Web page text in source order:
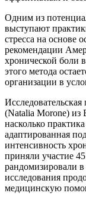
Одним из
выступают
стресса на основе
рекомендации
хронической боли
этого метода
организации в
(Natalia Morone) из
насколько
адаптированная
интенсивность
приняли участие
рандомизировали
исследования
медицинскую